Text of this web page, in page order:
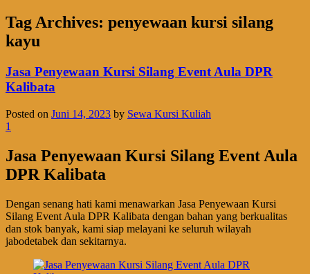
Tag Archives: penyewaan kursi silang
kayu
Jasa Penyewaan Kursi Silang Event Aula DPR
Kalibata
Posted on Juni 14, 2023 by Sewa Kursi Kuliah
1
Jasa Penyewaan Kursi Silang Event Aula
DPR Kalibata
Dengan senang hati kami menawarkan Jasa Penyewaan Kursi
Silang Event Aula DPR Kalibata dengan bahan yang berkualitas
dan stok banyak, kami siap melayani ke seluruh wilayah
jabodetabek dan sekitarnya.